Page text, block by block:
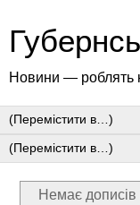
Новини — роблять
Немає дописів